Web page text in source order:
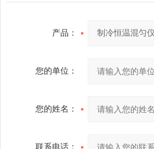
产品：
您的单位：
您的姓名：
联系电话：